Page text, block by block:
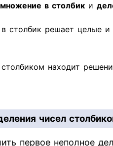
в столбик и
в столбик решает целые
столбиком находит
чисел
первое неполное